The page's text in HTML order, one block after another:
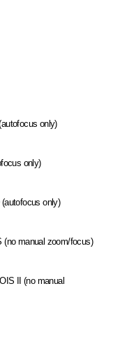
only)
only)
only)
(no manual zoom/focus)
II (no manual